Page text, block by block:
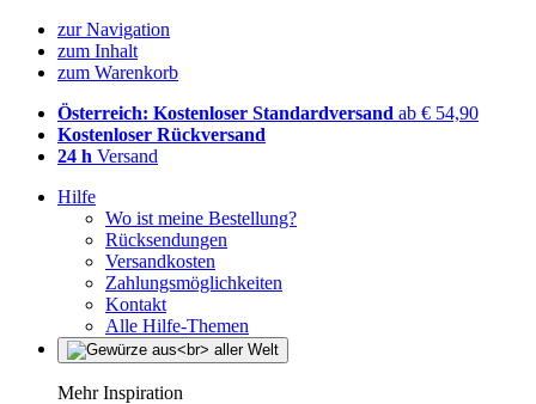
zur Navigation
zum Inhalt
zum Warenkorb
Österreich: Kostenloser Standardversand ab € 54,90
Kostenloser Rückversand
24 h Versand
Hilfe
Wo ist meine Bestellung?
Rücksendungen
Versandkosten
Zahlungsmöglichkeiten
Kontakt
Alle Hilfe-Themen
Mehr Inspiration